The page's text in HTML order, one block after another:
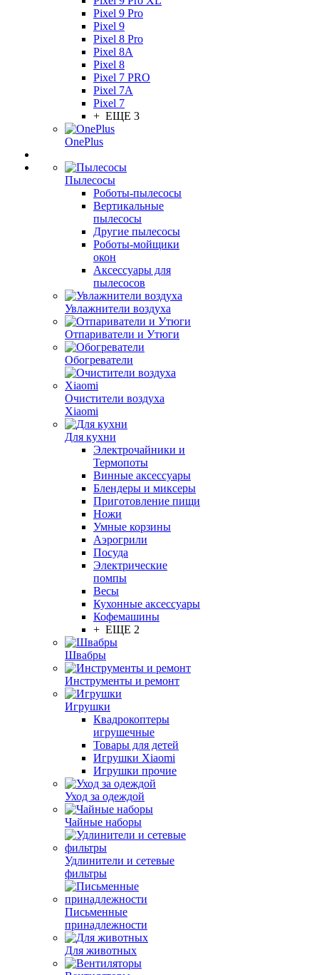
Pixel 9 Pro
Pixel 9
Pixel 8 Pro
Pixel 8A
Pixel 8
Pixel 7 PRO
Pixel 7A
Pixel 7
+ ЕЩЕ 3
OnePlus
Пылесосы
Роботы-пылесосы
Вертикальные
пылесосы
Другие пылесосы
Роботы-мойщики
окон
Аксессуары для
пылесосов
Увлажнители воздуха
Отпариватели и Утюги
Обогреватели
Очистители воздуха
Xiaomi
Для кухни
Электрочайники и
Термопоты
Винные аксессуары
Блендеры и миксеры
Приготовление пищи
Ножи
Умные корзины
Аэрогрили
Посуда
Электрические
помпы
Весы
Кухонные аксессуары
Кофемашины
+ ЕЩЕ 2
Швабры
Инструменты и ремонт
Игрушки
Квадрокоптеры
игрушечные
Товары для детей
Игрушки Xiaomi
Игрушки прочие
Уход за одеждой
Чайные наборы
Удлинители и сетевые
фильтры
Письменные
принадлежности
Для животных